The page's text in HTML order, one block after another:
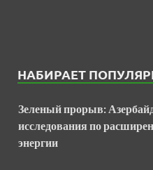
НАБИРАЕТ
Зеленый прорыв:
исследования по
энергии